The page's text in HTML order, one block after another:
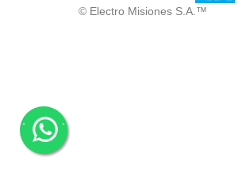
© Electro Misiones S.A.™
. .